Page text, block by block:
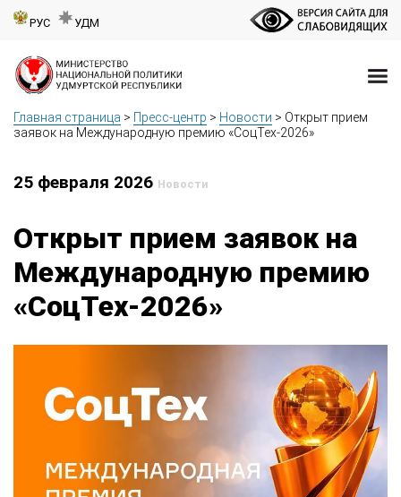
РУС УДМ
Главная страница > Пресс-центр > Новости > Открыт прием
заявок на Международную премию «СоцТех-2026»
25 февраля 2026 Новости
Открыт прием заявок на
Международную премию
«СоцТех-2026»